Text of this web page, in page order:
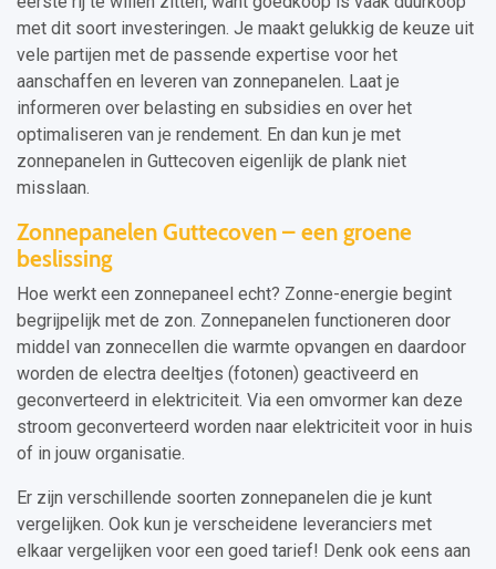
met dit soort investeringen. Je maakt gelukkig de keuze uit
vele partijen met de passende expertise voor het
aanschaffen en leveren van zonnepanelen. Laat je
informeren over belasting en subsidies en over het
optimaliseren van je rendement. En dan kun je met
zonnepanelen in Guttecoven eigenlijk de plank niet
misslaan.
Zonnepanelen Guttecoven – een groene
beslissing
Hoe werkt een zonnepaneel echt? Zonne-energie begint
begrijpelijk met de zon. Zonnepanelen functioneren door
middel van zonnecellen die warmte opvangen en daardoor
worden de electra deeltjes (fotonen) geactiveerd en
geconverteerd in elektriciteit. Via een omvormer kan deze
stroom geconverteerd worden naar elektriciteit voor in huis
of in jouw organisatie.
Er zijn verschillende soorten zonnepanelen die je kunt
vergelijken. Ook kun je verscheidene leveranciers met
elkaar vergelijken voor een goed tarief! Denk ook eens aan